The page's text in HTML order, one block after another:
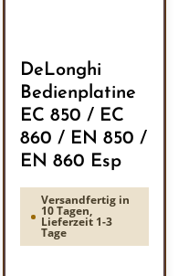
DeLonghi
Bedienplatine
EC 850 / EC
860 / EN 850 /
EN 860 Esp
Versandfertig in
10 Tagen,
Lieferzeit 1-3
Tage